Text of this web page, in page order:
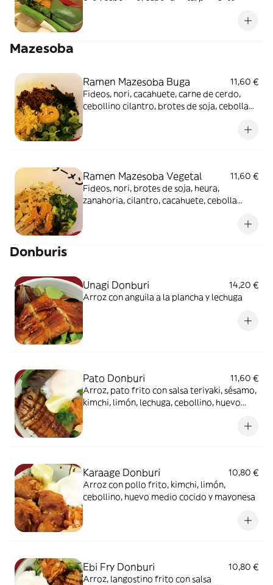
Mazesoba
Ramen Mazesoba Buga
11,60 €
Fideos, nori, cacahuete, carne de cerdo,
cebollino cilantro, brotes de soja, cebolla
Ramen Mazesoba Vegetal
11,60 €
Fideos, nori, brotes de soja, heura,
zanahoria, cilantro, cacahuete, cebolla
Donburis
Unagi Donburi
14,20 €
Arroz con anguila a la plancha y lechuga
Pato Donburi
11,60 €
Arroz, pato frito con salsa teriyaki, sésamo,
kimchi, limón, lechuga, cebollino, huevo
Karaage Donburi
10,80 €
Arroz con pollo frito, kimchi, limón,
cebollino, huevo medio cocido y mayonesa
Ebi Fry Donburi
10,80 €
Arroz, langostino frito con salsa